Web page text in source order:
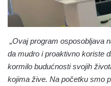
„Ovaj program osposobljava
da mudro i proaktivno koriste
kormilo budućnosti svojih
kojima žive. Na početku smo